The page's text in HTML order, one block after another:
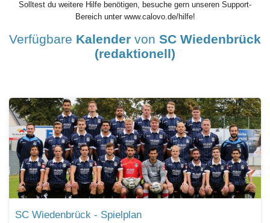
Solltest du weitere Hilfe benötigen, besuche gern unseren Support-
Bereich unter www.calovo.de/hilfe!
Verfügbare Kalender von SC Wiedenbrück
(redaktionell)
SC Wiedenbrück - Spielplan